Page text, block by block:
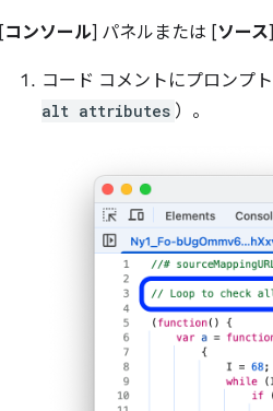
[コンソール] パネルまたは [ソース
コード コメントにプロンプ
alt attributes ）。